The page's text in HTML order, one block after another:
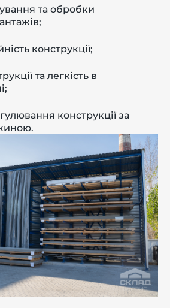
та обробки
конструкції;
та легкість в
конструкції за